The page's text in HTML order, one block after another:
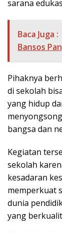
sarana
Baca Juga :
Bansos
Pihaknya
di sekolah
yang hidup
bangsa dan
Kegiatan
sekolah
kesadaran
memperkuat
dunia
yang